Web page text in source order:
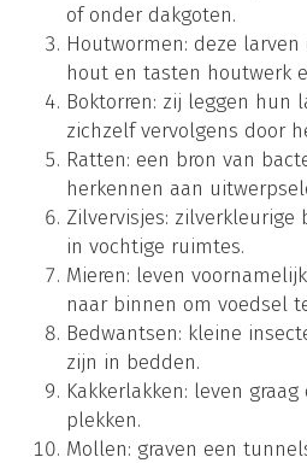
of onder dakgoten.
Houtwormen: deze
hout en tasten houtwerk
Boktorren: zij leggen hun
zichzelf vervolgens door
Ratten: een bron van
herkennen aan
Zilvervisjes: zilverkleurige
in vochtige ruimtes.
Mieren: leven
naar binnen om voedsel
Bedwantsen: kleine
zijn in bedden.
Kakkerlakken: leven
plekken.
Mollen: graven een